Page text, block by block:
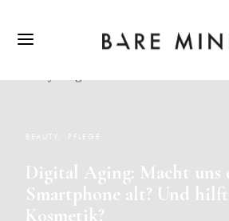
BEAUTY PFLEGE
Digital Aging: Macht uns
Smartphone alt? Und
Kosmetik?